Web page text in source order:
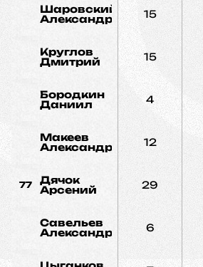
Шаровский
Александр
15
Круглов
Дмитрий
15
Бородкин
Даниил
4
Макеев
Александр
12
77
Дячок
Арсений
29
Савельев
Александр
6